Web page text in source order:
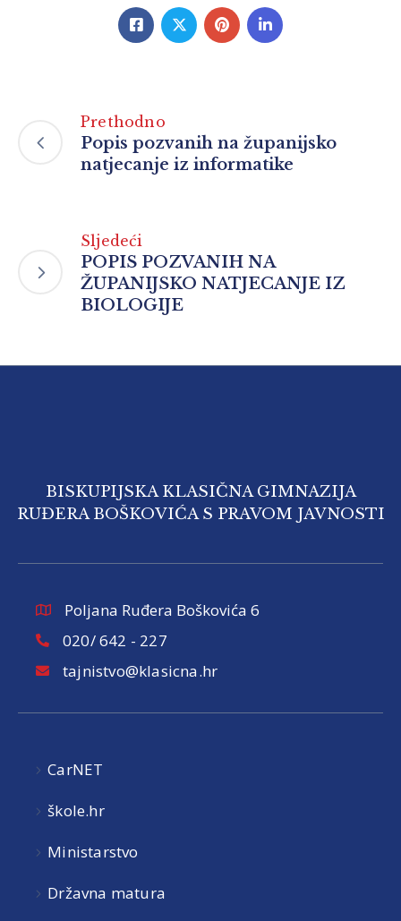
Prethodno
Popis pozvanih na županijsko
natjecanje iz informatike
Sljedeći
POPIS POZVANIH NA
ŽUPANIJSKO NATJECANJE IZ
BIOLOGIJE
BISKUPIJSKA KLASIČNA GIMNAZIJA
RUĐERA BOŠKOVIĆA S PRAVOM JAVNOSTI
Poljana Ruđera Boškovića 6
020/ 642 - 227
tajnistvo@klasicna.hr
CarNET
škole.hr
Ministarstvo
Državna matura